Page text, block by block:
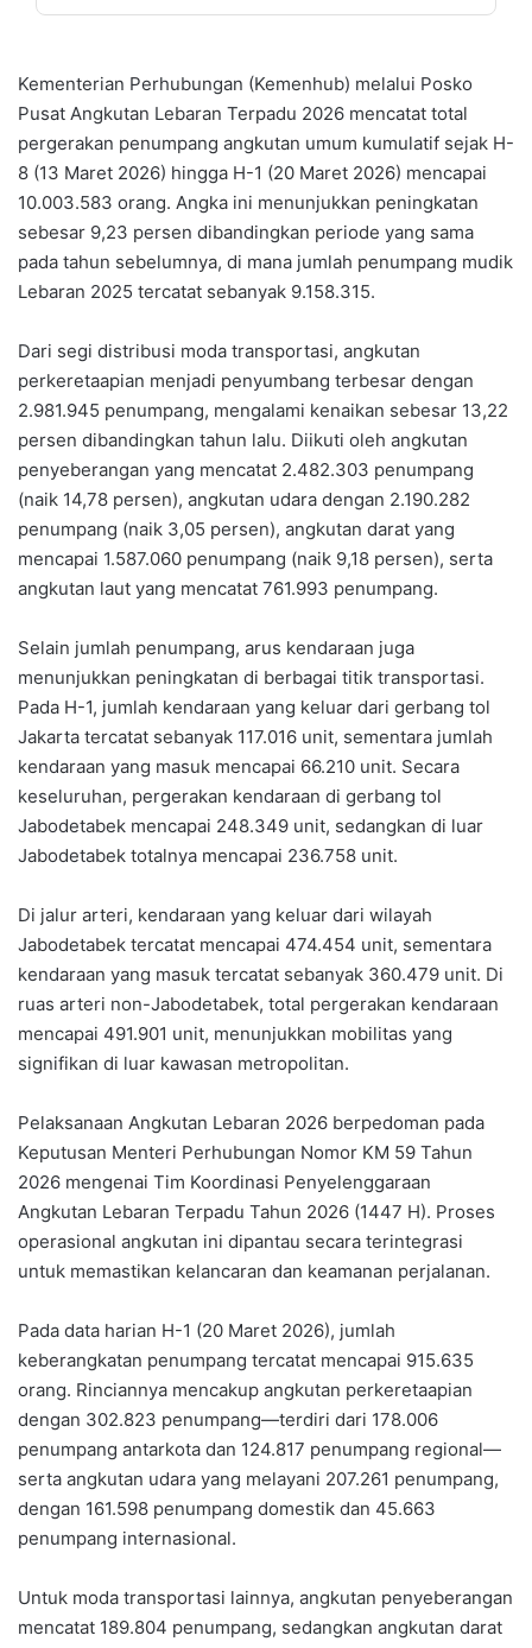
Kementerian Perhubungan (Kemenhub) melalui Posko
Pusat Angkutan Lebaran Terpadu 2026 mencatat total
pergerakan penumpang angkutan umum kumulatif sejak H-
8 (13 Maret 2026) hingga H-1 (20 Maret 2026) mencapai
10.003.583 orang. Angka ini menunjukkan peningkatan
sebesar 9,23 persen dibandingkan periode yang sama
pada tahun sebelumnya, di mana jumlah penumpang mudik
Lebaran 2025 tercatat sebanyak 9.158.315.
Dari segi distribusi moda transportasi, angkutan
perkeretaapian menjadi penyumbang terbesar dengan
2.981.945 penumpang, mengalami kenaikan sebesar 13,22
persen dibandingkan tahun lalu. Diikuti oleh angkutan
penyeberangan yang mencatat 2.482.303 penumpang
(naik 14,78 persen), angkutan udara dengan 2.190.282
penumpang (naik 3,05 persen), angkutan darat yang
mencapai 1.587.060 penumpang (naik 9,18 persen), serta
angkutan laut yang mencatat 761.993 penumpang.
Selain jumlah penumpang, arus kendaraan juga
menunjukkan peningkatan di berbagai titik transportasi.
Pada H-1, jumlah kendaraan yang keluar dari gerbang tol
Jakarta tercatat sebanyak 117.016 unit, sementara jumlah
kendaraan yang masuk mencapai 66.210 unit. Secara
keseluruhan, pergerakan kendaraan di gerbang tol
Jabodetabek mencapai 248.349 unit, sedangkan di luar
Jabodetabek totalnya mencapai 236.758 unit.
Di jalur arteri, kendaraan yang keluar dari wilayah
Jabodetabek tercatat mencapai 474.454 unit, sementara
kendaraan yang masuk tercatat sebanyak 360.479 unit. Di
ruas arteri non-Jabodetabek, total pergerakan kendaraan
mencapai 491.901 unit, menunjukkan mobilitas yang
signifikan di luar kawasan metropolitan.
Pelaksanaan Angkutan Lebaran 2026 berpedoman pada
Keputusan Menteri Perhubungan Nomor KM 59 Tahun
2026 mengenai Tim Koordinasi Penyelenggaraan
Angkutan Lebaran Terpadu Tahun 2026 (1447 H). Proses
operasional angkutan ini dipantau secara terintegrasi
untuk memastikan kelancaran dan keamanan perjalanan.
Pada data harian H-1 (20 Maret 2026), jumlah
keberangkatan penumpang tercatat mencapai 915.635
orang. Rinciannya mencakup angkutan perkeretaapian
dengan 302.823 penumpang—terdiri dari 178.006
penumpang antarkota dan 124.817 penumpang regional—
serta angkutan udara yang melayani 207.261 penumpang,
dengan 161.598 penumpang domestik dan 45.663
penumpang internasional.
Untuk moda transportasi lainnya, angkutan penyeberangan
mencatat 189.804 penumpang, sedangkan angkutan darat